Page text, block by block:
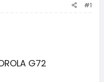
#1
G72